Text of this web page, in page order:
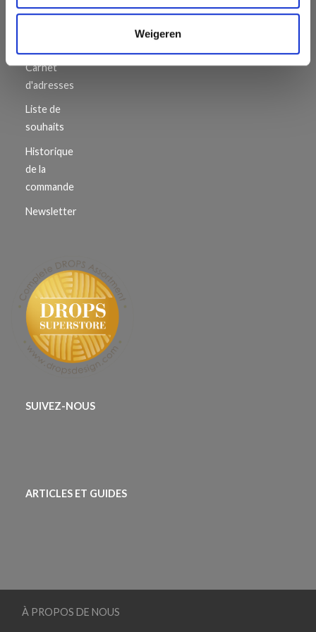
Weigeren
Carnet
d'adresses
Liste de
souhaits
Historique
de la
commande
Newsletter
SUIVEZ-NOUS
ARTICLES ET GUIDES
À PROPOS DE NOUS